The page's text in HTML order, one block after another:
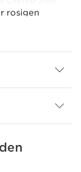
rosigen
ab.
beiträgt und
um